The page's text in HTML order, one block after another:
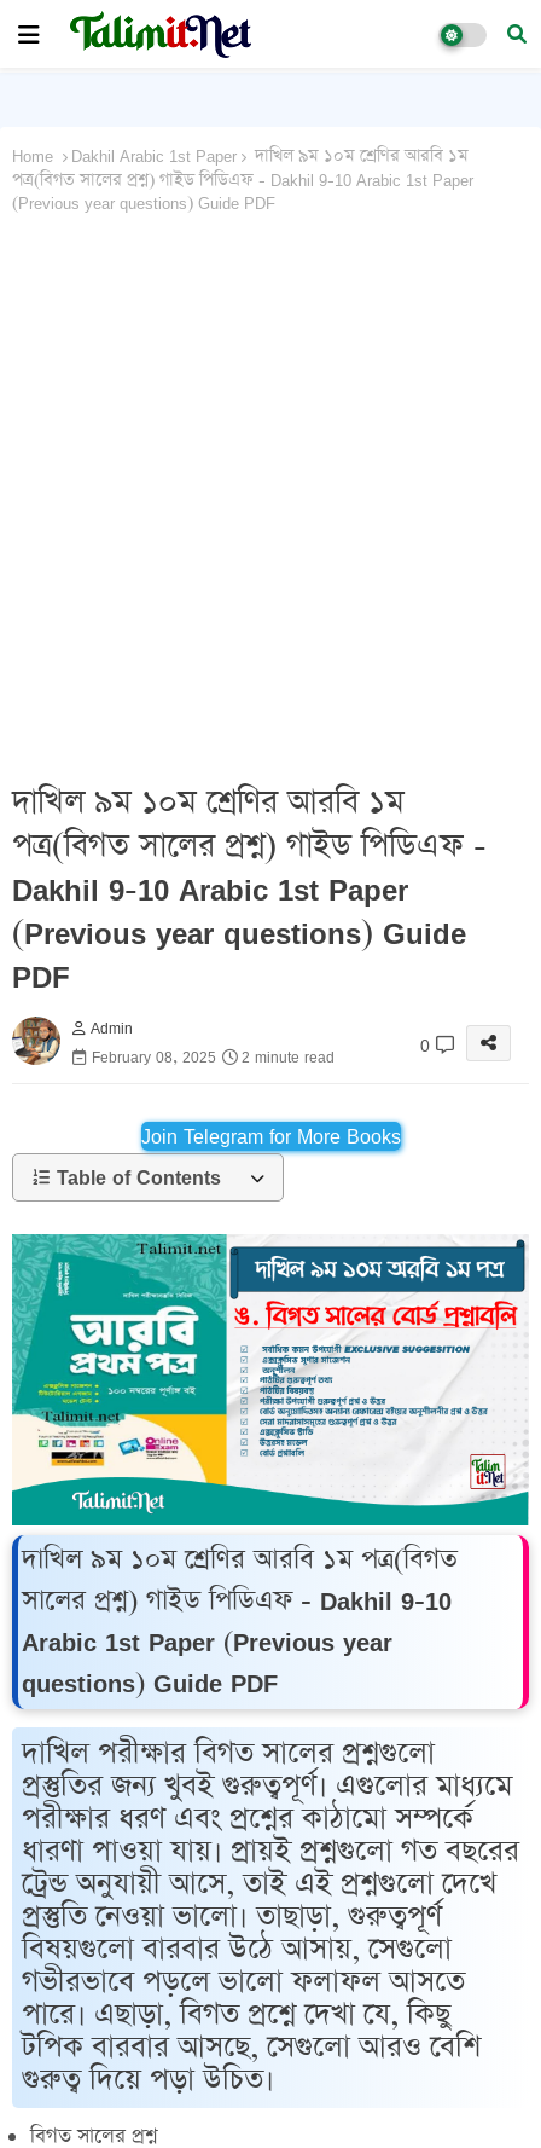
Home Dakhil Arabic 1st Paper
দাখিল ৯ম ১০ম শ্রেণির আরবি ১ম
পত্র(বিগত সালের প্রশ্ন) গাইড পিডিএফ - Dakhil 9-10 Arabic 1st Paper
(Previous year questions) Guide PDF
দাখিল ৯ম ১০ম শ্রেণির আরবি ১ম
পত্র(বিগত সালের প্রশ্ন) গাইড পিডিএফ -
Dakhil 9-10 Arabic 1st Paper
(Previous year questions) Guide
PDF
Admin
February 08, 2025
2 minute read 0
Join Telegram for More Books
Table of Contents
দাখিল ৯ম ১০ম শ্রেণির আরবি ১ম পত্র(বিগত
সালের প্রশ্ন) গাইড পিডিএফ - Dakhil 9-10
Arabic 1st Paper (Previous year
questions) Guide PDF
দাখিল পরীক্ষার বিগত সালের প্রশ্নগুলো
প্রস্তুতির জন্য খুবই গুরুত্বপূর্ণ। এগুলোর মাধ্যমে
পরীক্ষার ধরণ এবং প্রশ্নের কাঠামো সম্পর্কে
ধারণা পাওয়া যায়। প্রায়ই প্রশ্নগুলো গত বছরের
ট্রেন্ড অনুযায়ী আসে, তাই এই প্রশ্নগুলো দেখে
প্রস্তুতি নেওয়া ভালো। তাছাড়া, গুরুত্বপূর্ণ
বিষয়গুলো বারবার উঠে আসায়, সেগুলো
গভীরভাবে পড়লে ভালো ফলাফল আসতে
পারে। এছাড়া, বিগত প্রশ্নে দেখা যে, কিছু
টপিক বারবার আসছে, সেগুলো আরও বেশি
গুরুত্ব দিয়ে পড়া উচিত।
বিগত সালের প্রশ্ন